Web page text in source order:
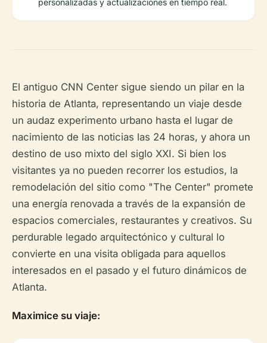
personalizadas y actualizaciones en tiempo real.
El antiguo CNN Center sigue siendo un pilar en la
historia de Atlanta, representando un viaje desde
un audaz experimento urbano hasta el lugar de
nacimiento de las noticias las 24 horas, y ahora un
destino de uso mixto del siglo XXI. Si bien los
visitantes ya no pueden recorrer los estudios, la
remodelación del sitio como "The Center" promete
una energía renovada a través de la expansión de
espacios comerciales, restaurantes y creativos. Su
perdurable legado arquitectónico y cultural lo
convierte en una visita obligada para aquellos
interesados en el pasado y el futuro dinámicos de
Atlanta.
Maximice su viaje: